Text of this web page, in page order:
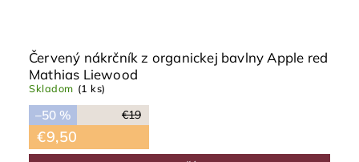
Červený nákrčník z organickej bavlny Apple red
Mathias Liewood
Skladom (1 ks)
€19
–50 %
€9,50